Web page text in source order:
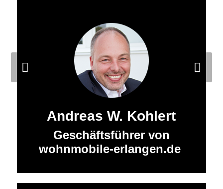
Andreas W. Kohlert
Geschäftsführer von
wohnmobile-erlangen.de
Weiter